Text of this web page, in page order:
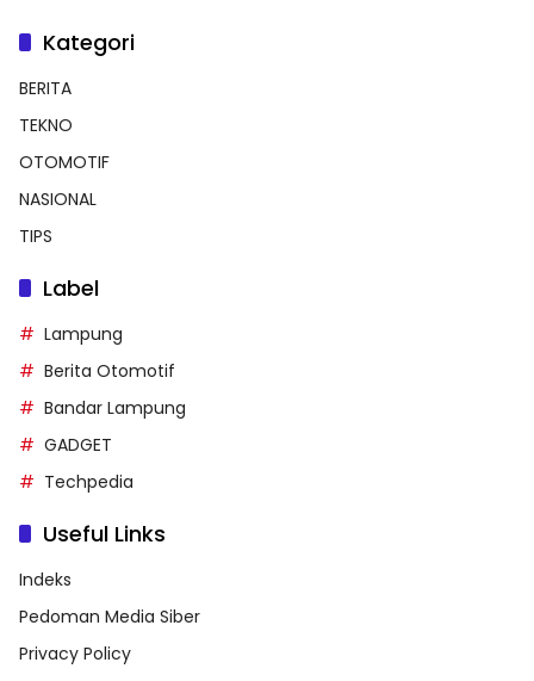
Kategori
BERITA
TEKNO
OTOMOTIF
NASIONAL
TIPS
Label
Lampung
Berita Otomotif
Bandar Lampung
GADGET
Techpedia
Useful Links
Indeks
Pedoman Media Siber
Privacy Policy